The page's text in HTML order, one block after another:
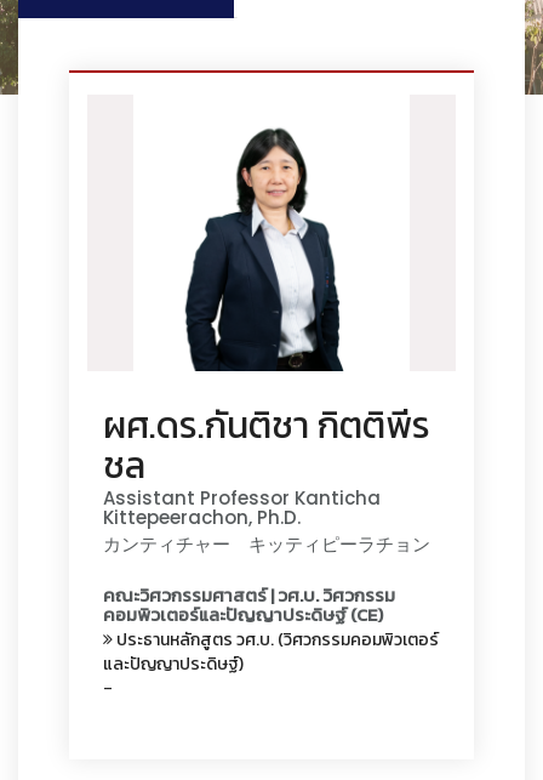
ผศ.ดร.กันติชา กิตติพีร
ชล
Assistant Professor Kanticha
Kittepeerachon, Ph.D.
カンティチャー キッティピーラチョン
คณะวิศวกรรมศาสตร์ | วศ.บ. วิศวกรรม
คอมพิวเตอร์และปัญญาประดิษฐ์ (CE)
ประธานหลักสูตร วศ.บ. (วิศวกรรมคอมพิวเตอร์
และปัญญาประดิษฐ์)
-